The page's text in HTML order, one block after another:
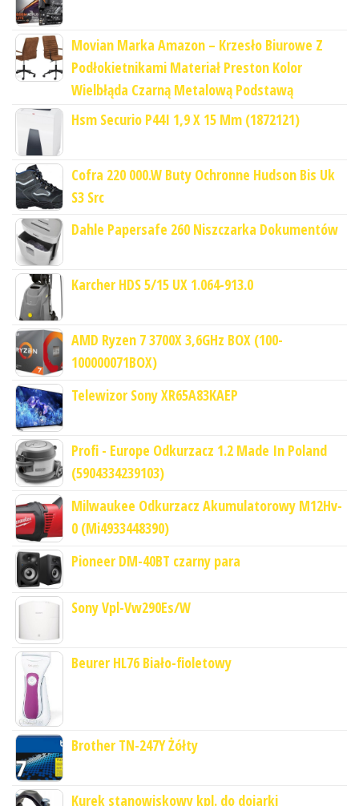
Movian Marka Amazon – Krzesło Biurowe Z
Podłokietnikami Materiał Preston Kolor
Wielbłąda Czarną Metalową Podstawą
Hsm Securio P44I 1,9 X 15 Mm (1872121)
Cofra 220 000.W Buty Ochronne Hudson Bis Uk
S3 Src
Dahle Papersafe 260 Niszczarka Dokumentów
Karcher HDS 5/15 UX 1.064-913.0
AMD Ryzen 7 3700X 3,6GHz BOX (100-
100000071BOX)
Telewizor Sony XR65A83KAEP
Profi - Europe Odkurzacz 1.2 Made In Poland
(5904334239103)
Milwaukee Odkurzacz Akumulatorowy M12Hv-
0 (Mi4933448390)
Pioneer DM-40BT czarny para
Sony Vpl-Vw290Es/W
Beurer HL76 Biało-fioletowy
Brother TN-247Y Żółty
Kurek stanowiskowy kpl. do dojarki